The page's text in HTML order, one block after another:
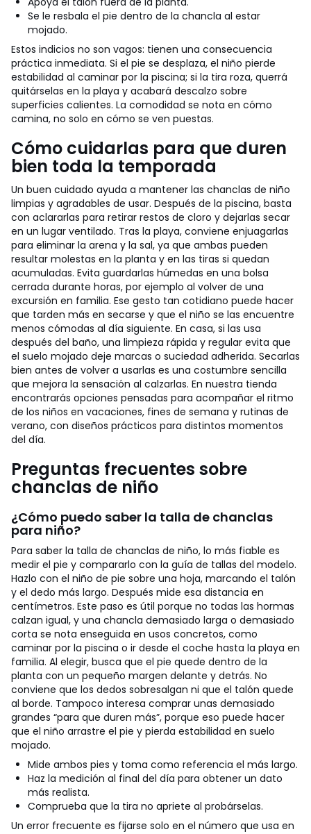
Se le resbala el pie dentro de la chancla al estar
mojado.
Estos indicios no son vagos: tienen una consecuencia
práctica inmediata. Si el pie se desplaza, el niño pierde
estabilidad al caminar por la piscina; si la tira roza, querrá
quitárselas en la playa y acabará descalzo sobre
superficies calientes. La comodidad se nota en cómo
camina, no solo en cómo se ven puestas.
Cómo cuidarlas para que duren
bien toda la temporada
Un buen cuidado ayuda a mantener las chanclas de niño
limpias y agradables de usar. Después de la piscina, basta
con aclararlas para retirar restos de cloro y dejarlas secar
en un lugar ventilado. Tras la playa, conviene enjuagarlas
para eliminar la arena y la sal, ya que ambas pueden
resultar molestas en la planta y en las tiras si quedan
acumuladas. Evita guardarlas húmedas en una bolsa
cerrada durante horas, por ejemplo al volver de una
excursión en familia. Ese gesto tan cotidiano puede hacer
que tarden más en secarse y que el niño se las encuentre
menos cómodas al día siguiente. En casa, si las usa
después del baño, una limpieza rápida y regular evita que
el suelo mojado deje marcas o suciedad adherida. Secarlas
bien antes de volver a usarlas es una costumbre sencilla
que mejora la sensación al calzarlas. En nuestra tienda
encontrarás opciones pensadas para acompañar el ritmo
de los niños en vacaciones, fines de semana y rutinas de
verano, con diseños prácticos para distintos momentos
del día.
Preguntas frecuentes sobre
chanclas de niño
¿Cómo puedo saber la talla de chanclas
para niño?
Para saber la talla de chanclas de niño, lo más fiable es
medir el pie y compararlo con la guía de tallas del modelo.
Hazlo con el niño de pie sobre una hoja, marcando el talón
y el dedo más largo. Después mide esa distancia en
centímetros. Este paso es útil porque no todas las hormas
calzan igual, y una chancla demasiado larga o demasiado
corta se nota enseguida en usos concretos, como
caminar por la piscina o ir desde el coche hasta la playa en
familia. Al elegir, busca que el pie quede dentro de la
planta con un pequeño margen delante y detrás. No
conviene que los dedos sobresalgan ni que el talón quede
al borde. Tampoco interesa comprar unas demasiado
grandes “para que duren más”, porque eso puede hacer
que el niño arrastre el pie y pierda estabilidad en suelo
mojado.
Mide ambos pies y toma como referencia el más largo.
Haz la medición al final del día para obtener un dato
más realista.
Comprueba que la tira no apriete al probárselas.
Un error frecuente es fijarse solo en el número que usa en